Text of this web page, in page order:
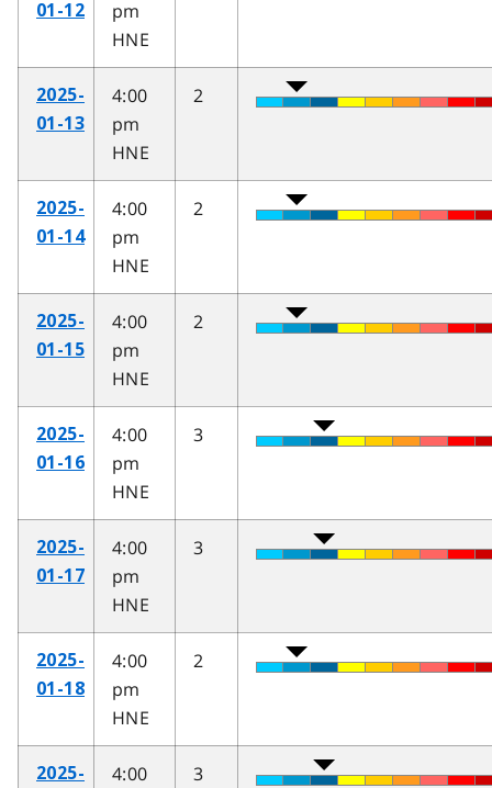
01-12
pm
HNE
2025-
01-13
4:00
pm
HNE
2
2025-
01-14
4:00
pm
HNE
2
2025-
01-15
4:00
pm
HNE
2
2025-
01-16
4:00
pm
HNE
3
2025-
01-17
4:00
pm
HNE
3
2025-
01-18
4:00
pm
HNE
2
2025-
4:00
3